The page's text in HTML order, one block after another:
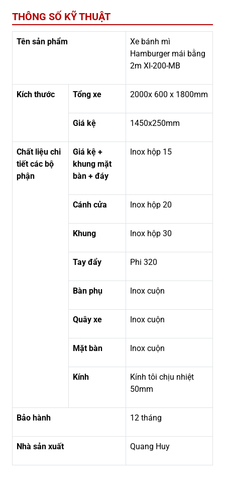
THÔNG SỐ KỸ THUẬT
Tên sản phẩm
Xe bánh mì
Hamburger mái bằng
2m XI-200-MB
Kích thước Tổng xe 2000x 600 x 1800mm
Giá kệ 1450x250mm
Chất liệu chi
tiết các bộ
phận
Giá kệ +
khung mặt
bàn + đáy
Inox hộp 15
Cánh cửa Inox hộp 20
Khung Inox hộp 30
Tay đẩy Phi 320
Bàn phụ Inox cuộn
Quây xe Inox cuộn
Mặt bàn Inox cuộn
Kính
Kính tôi chịu nhiệt
50mm
Bảo hành 12 tháng
Nhà sản xuất Quang Huy